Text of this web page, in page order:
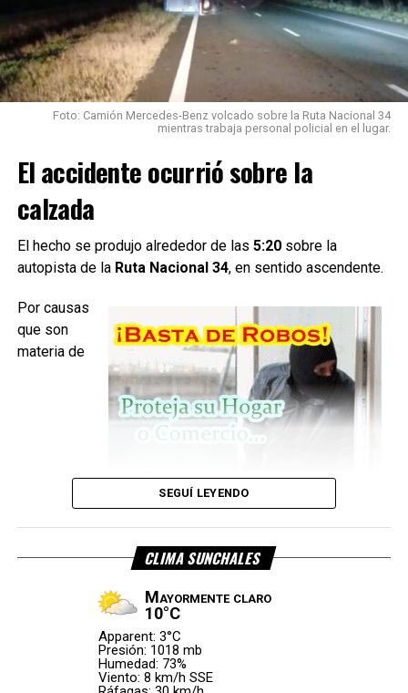
el informe
oficial, ninguno presentaba lesiones y no fue necesario
trasladarlos a un centro de salud.
Durante la inspección del vehículo, los bomberos
detectaron unafuga activa de gas en el sistema de
, por lo que debieron intervenir para controlar la
situación.
Los efectivos realizaron el
del cilindro y desconectaron la batería
herramientas de mano, logrando neutralizar el riesgo.
Foto: Camión Mercedes-Benz volcado sobre la Ruta Nacional 34
mientras trabaja personal policial en el lugar.
El accidente ocurrió sobre la
calzada
El hecho se produjo alrededor de las 5:20sobre la
autopista de la Ruta Nacional 34, en sentido ascendente.
Por causas
que son
materia de
investigación, el conductor perdió el control del camión, lo
El rodado involucrado es un
color blanco, que transportaba
SEGUÍ LEYENDO
CLIMA SUNCHALES
Mayormente claro
10°C
Apparent: 3°C
Presión: 1018 mb
Humedad: 73%
Viento: 8 km/h SSE